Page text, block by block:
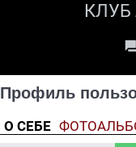
КЛУБ
Профиль
О СЕБЕ